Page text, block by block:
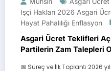
Işçi Hakları 2026 Asgari
Hayat Pahalılığı Enflasyon
Asgari Ücret Teklifleri
Partilerin Zam Talepleri
📅 Süreç ve İlk Toplantı 2026